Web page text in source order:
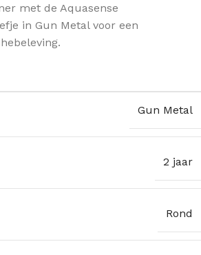
met de Aquasense
in Gun Metal voor een
Gun Metal
2 jaar
Rond